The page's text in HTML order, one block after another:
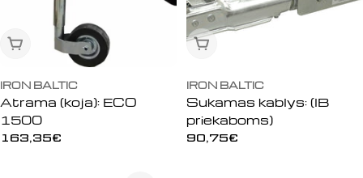
Išparduota
IRON BALTIC
Atrama (koja): ECO
1500
Įprasta
163,35€
Išparduota
IRON BALTIC
Sukamas kablys: (IB
priekaboms)
Įprasta
90,75€